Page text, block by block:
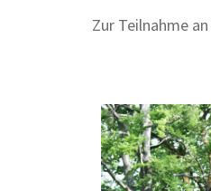
Zur Teilnahme